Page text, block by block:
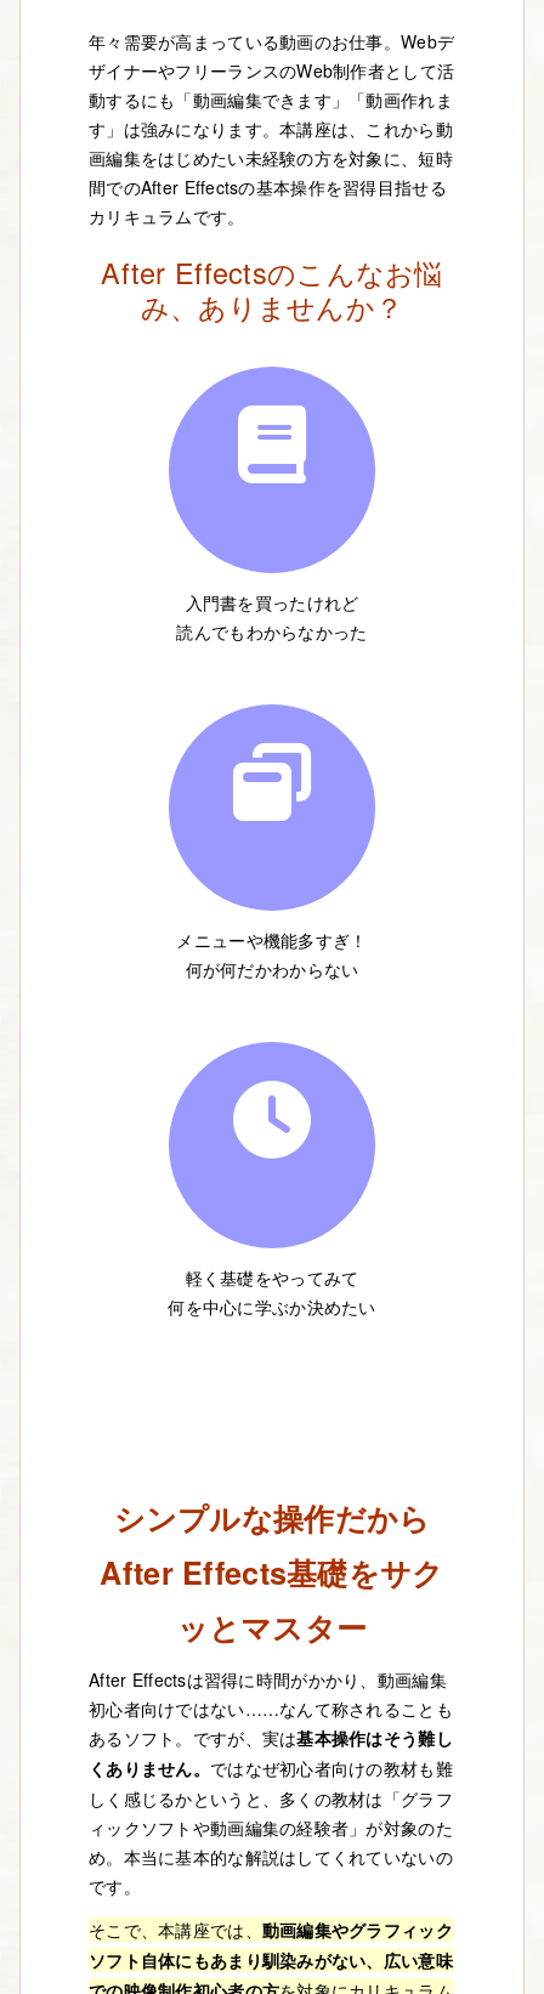
年々需要が高まっている動画のお仕事。Webデ
ザイナーやフリーランスのWeb制作者として活
動するにも「動画編集できます」「動画作れま
す」は強みになります。本講座は、これから動
画編集をはじめたい未経験の方を対象に、短時
間でのAfter Effectsの基本操作を習得目指せる
カリキュラムです。
After Effectsのこんなお悩
み、ありませんか？
入門書を買ったけれど
読んでもわからなかった
メニューや機能多すぎ！
何が何だかわからない
軽く基礎をやってみて
何を中心に学ぶか決めたい
シンプルな操作だから
After Effects基礎をサク
ッとマスター
After Effectsは習得に時間がかかり、動画編集
初心者向けではない……なんて称されることも
あるソフト。ですが、実は基本操作はそう難し
くありません。 ではなぜ初心者向けの教材も難
しく感じるかというと、多くの教材は「グラフ
ィックソフトや動画編集の経験者」が対象のた
め。本当に基本的な解説はしてくれていないの
です。
そこで、本講座では、 動画編集やグラフィック
ソフト自体にもあまり馴染みがない、広い意味